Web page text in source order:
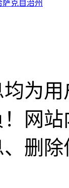
萨克自治州
为
网
删